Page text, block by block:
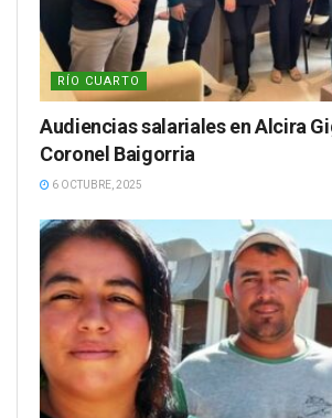
RÍO CUARTO
Audiencias salariales en Alcira
Coronel Baigorria
6 OCTUBRE, 2025